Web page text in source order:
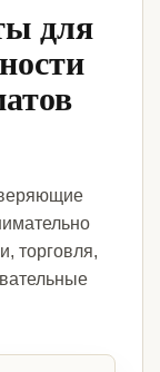
для
торговля,